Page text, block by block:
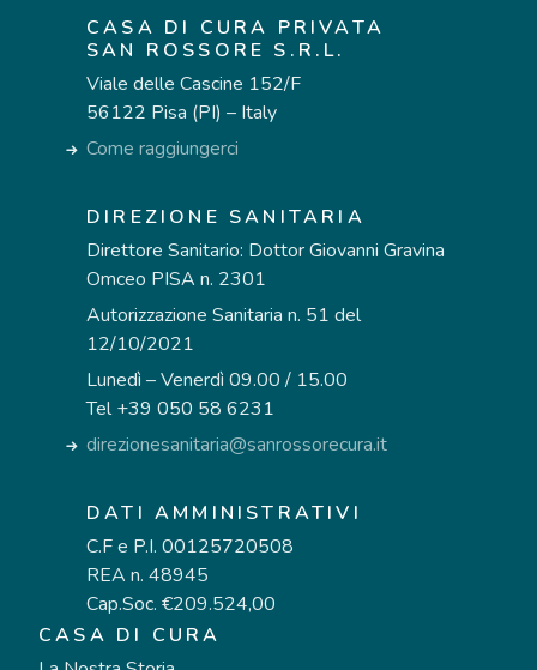
CASA DI CURA PRIVATA
SAN ROSSORE S.R.L.
Viale delle Cascine 152/F
56122 Pisa (PI) – Italy
Come raggiungerci
DIREZIONE SANITARIA
Direttore Sanitario: Dottor Giovanni Gravina
Omceo PISA n. 2301
Autorizzazione Sanitaria n. 51 del
12/10/2021
Lunedì – Venerdì 09.00 / 15.00
Tel +39 050 58 6231
direzionesanitaria@sanrossorecura.it
DATI AMMINISTRATIVI
C.F e P.I. 00125720508
REA n. 48945
Cap.Soc. €209.524,00
CASA DI CURA